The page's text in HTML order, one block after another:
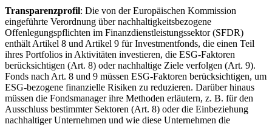
Transparenzprofil: Die von der Europäischen Kommission
eingeführte Verordnung über nachhaltigkeitsbezogene
Offenlegungspflichten im Finanzdienstleistungssektor (SFDR)
enthält Artikel 8 und Artikel 9 für Investmentfonds, die einen Teil
ihres Portfolios in Aktivitäten investieren, die ESG-Faktoren
berücksichtigen (Art. 8) oder nachhaltige Ziele verfolgen (Art. 9).
Fonds nach Art. 8 und 9 müssen ESG-Faktoren berücksichtigen, um
ESG-bezogene finanzielle Risiken zu reduzieren. Darüber hinaus
müssen die Fondsmanager ihre Methoden erläutern, z. B. für den
Ausschluss bestimmter Sektoren (Art. 8) oder die Einbeziehung
nachhaltiger Unternehmen und wie diese Unternehmen die